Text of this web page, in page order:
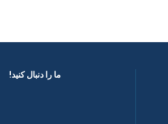
ما را دنبال کنید! ​